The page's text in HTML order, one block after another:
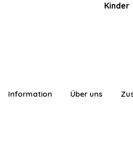
Kinder
Information Über uns